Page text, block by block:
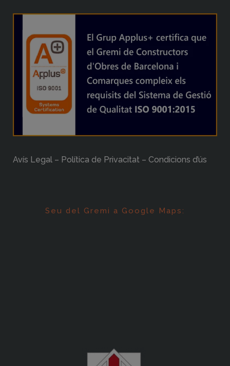
Avís Legal – Política de Privacitat – Condicions d’ús
Seu del Gremi a Google Maps: